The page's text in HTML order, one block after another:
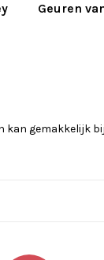
Geuren
kan gemakkelijk